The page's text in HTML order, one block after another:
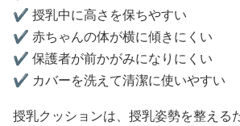
✔️ 授乳中に高さを保ちやすい
✔️ 赤ちゃんの体が横に傾きにくい
✔️ 保護者が前かがみになりにくい
✔️ カバーを洗えて清潔に使いやすい
授乳クッションは、授乳姿勢を整える